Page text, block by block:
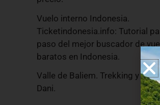
Vuelo interno Indonesia.
Ticketindonesia.info: Tutorial
paso del mejor buscador de
baratos en Indonesia.
Valle de Baliem. Trekking y
Dani.